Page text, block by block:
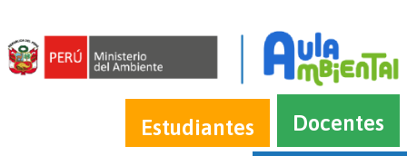
Estudiantes
Docentes